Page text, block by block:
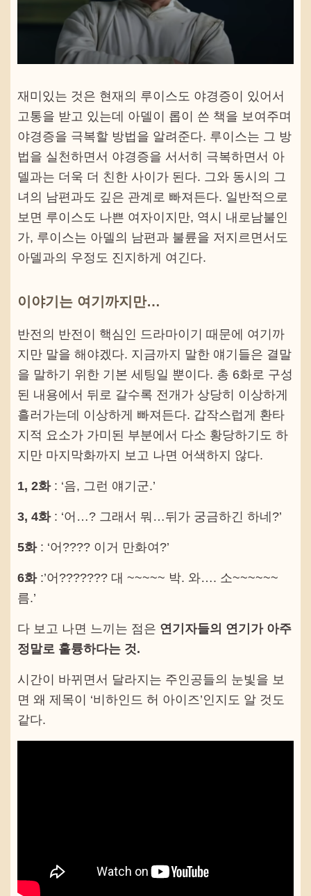
재미있는 것은 현재의 루이스도 야경증이 있어서
고통을 받고 있는데 아델이 롭이 쓴 책을 보여주며
야경증을 극복할 방법을 알려준다. 루이스는 그 방
법을 실천하면서 야경증을 서서히 극복하면서 아
델과는 더욱 더 친한 사이가 된다. 그와 동시의 그
녀의 남편과도 깊은 관계로 빠져든다. 일반적으로
보면 루이스도 나쁜 여자이지만, 역시 내로남불인
가, 루이스는 아델의 남편과 불륜을 저지르면서도
아델과의 우정도 진지하게 여긴다.
이야기는 여기까지만…
반전의 반전이 핵심인 드라마이기 때문에 여기까
지만 말을 해야겠다. 지금까지 말한 얘기들은 결말
을 말하기 위한 기본 세팅일 뿐이다. 총 6화로 구성
된 내용에서 뒤로 갈수록 전개가 상당히 이상하게
흘러가는데 이상하게 빠져든다. 갑작스럽게 환타
지적 요소가 가미된 부분에서 다소 황당하기도 하
지만 마지막화까지 보고 나면 어색하지 않다.
1, 2화: ‘음, 그런 얘기군.’
3, 4화: ‘어…? 그래서 뭐…뒤가 궁금하긴 하네?’
5화: ‘어???? 이거 만화여?’
6화:’어??????? 대 ~~~~~ 박. 와…. 소~~~~~~
름.’
다 보고 나면 느끼는 점은 연기자들의 연기가 아주
정말로 훌륭하다는 것.
시간이 바뀌면서 달라지는 주인공들의 눈빛을 보
면 왜 제목이 ‘비하인드 허 아이즈’인지도 알 것도
같다.